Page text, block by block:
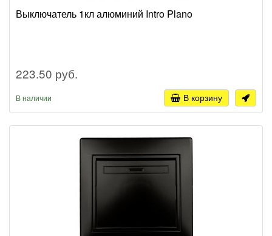
Выключатель 1кл алюминий Intro Plano
223.50 руб.
В наличии В корзину